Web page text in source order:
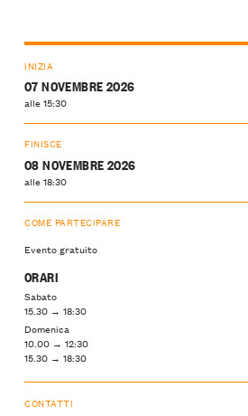
INIZIA
07 NOVEMBRE 2026
alle 15:30
FINISCE
08 NOVEMBRE 2026
alle 18:30
COME PARTECIPARE
Evento gratuito
ORARI
Sabato
15.30 → 18:30
Domenica
10.00 → 12:30
15.30 → 18:30
CONTATTI